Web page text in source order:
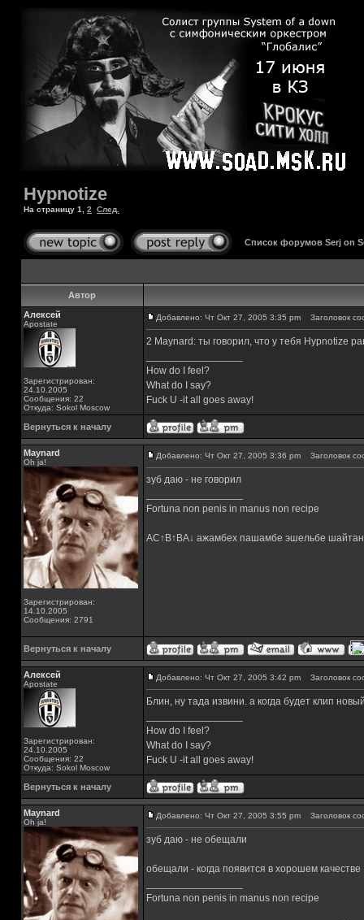
Hypnotize
На страницу 1 2 След.
Список форумов Serj on
Автор
Алексей
Apostate
Зарегистрирован:
24.10.2005
Сообщения: 22
Откуда: Sokol Moscow
Добавлено: Чт Окт 27, 2005 3:35 pm Заголовок
2 Maynard: ты говорил, что у тебя Hypnotize
How do I feel?
What do I say?
Fuck U -it all goes away!
Вернуться к началу
Maynard
Oh ja!
Зарегистрирован:
14.10.2005
Сообщения: 2791
Добавлено: Чт Окт 27, 2005 3:36 pm Заголовок
зуб даю - не говорил
Fortuna non penis in manus non recipe
AC↑B↑BA↓ ажамбех пашамбе эшельбе
Вернуться к началу
Алексей
Apostate
Зарегистрирован:
24.10.2005
Сообщения: 22
Откуда: Sokol Moscow
Добавлено: Чт Окт 27, 2005 3:42 pm Заголовок
Блин, ну тада извини. а когда будет клип
How do I feel?
What do I say?
Fuck U -it all goes away!
Вернуться к началу
Maynard
Oh ja!
Добавлено: Чт Окт 27, 2005 3:55 pm Заголовок
зуб даю - не обещали
обещали - когда появится в хорошем качестве
Fortuna non penis in manus non recipe